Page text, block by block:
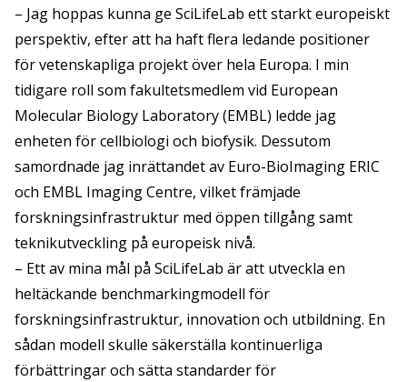
– Jag hoppas kunna ge SciLifeLab ett starkt europeiskt
perspektiv, efter att ha haft flera ledande positioner
för vetenskapliga projekt över hela Europa. I min
tidigare roll som fakultetsmedlem vid European
Molecular Biology Laboratory (EMBL) ledde jag
enheten för cellbiologi och biofysik. Dessutom
samordnade jag inrättandet av Euro-BioImaging ERIC
och EMBL Imaging Centre, vilket främjade
forskningsinfrastruktur med öppen tillgång samt
teknikutveckling på europeisk nivå.
– Ett av mina mål på SciLifeLab är att utveckla en
heltäckande benchmarkingmodell för
forskningsinfrastruktur, innovation och utbildning. En
sådan modell skulle säkerställa kontinuerliga
förbättringar och sätta standarder för